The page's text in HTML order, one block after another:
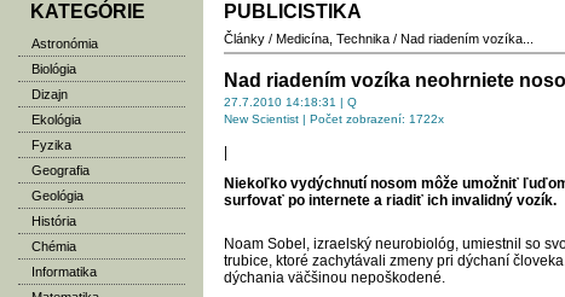
KATEGÓRIE
Astronómia
Biológia
Dizajn
Ekológia
Fyzika
Geografia
Geológia
História
Chémia
Informatika
PUBLICISTIKA
Články / Medicína Technika / Nad riadením vozíka...
Nad riadením vozíka neohrniete
27.7.2010 14:18:31 | Q
New Scientist | Počet zobrazení: 1722x
Niekoľko vydýchnutí nosom môže umožniť
surfovať po internete a riadiť ich invalidný vozík.
Noam Sobel, izraelský neurobiológ, umiestnil so
trubice, ktoré zachytávali zmeny pri dýchaní
dýchania väčšinou nepoškodené.